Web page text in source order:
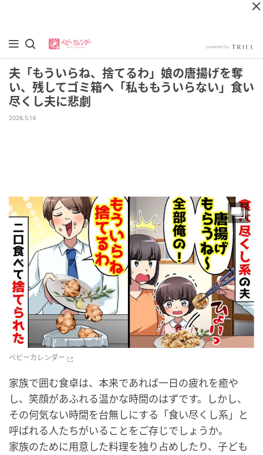
夫「もういらね、捨てるわ」娘の唐揚げを奪
い、残してゴミ箱へ「私ももういらない」食い
尽くし夫に悲劇
2026.5.14
ベビーカレンダー
家族で囲む食卓は、本来であれば一日の疲れを癒や
し、笑顔があふれる温かな時間のはずです。しかし、
その何気ない時間を台無しにする「食い尽くし系」と
呼ばれる人たちがいることをご存じでしょうか。
家族のために用意した料理を独り占めしたり、子ども